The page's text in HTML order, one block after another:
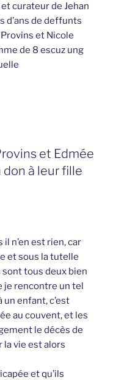
curateur de Jehan
d’ans de deffunts
et Nicole
de 8 escuz ung
et Edmée
à leur fille
n’en est rien, car
et sous la tutelle
sont tous deux bien
je rencontre un tel
enfant, c’est
au couvent, et les
le décès de
la vie est alors
et qu’ils